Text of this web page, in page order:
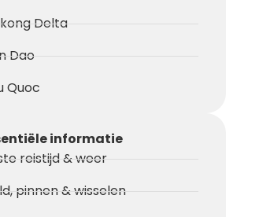
Delta
Dao
Quoc
informatie
reistijd & weer
pinnen & wisselen